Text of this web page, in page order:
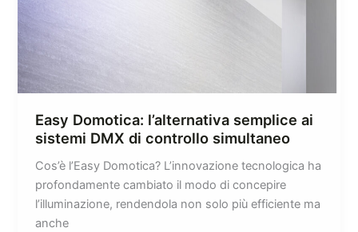
Easy Domotica: l’alternativa semplice ai
sistemi DMX di controllo simultaneo
Cos’è l’Easy Domotica? L’innovazione tecnologica ha
profondamente cambiato il modo di concepire
l’illuminazione, rendendola non solo più efficiente ma
anche